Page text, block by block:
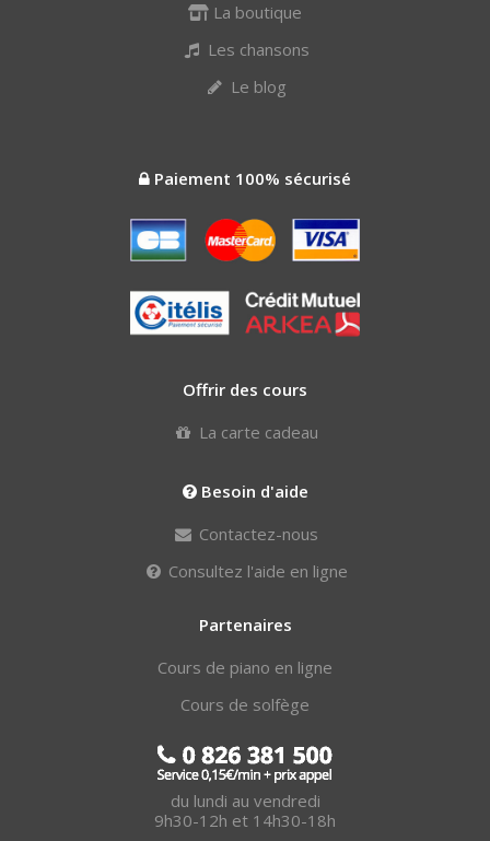
La boutique
Les chansons
Le blog
Paiement 100% sécurisé
Offrir des cours
La carte cadeau
Besoin d'aide
Contactez-nous
Consultez l'aide en ligne
Partenaires
Cours de piano en ligne
Cours de solfège
du lundi au vendredi
9h30-12h et 14h30-18h